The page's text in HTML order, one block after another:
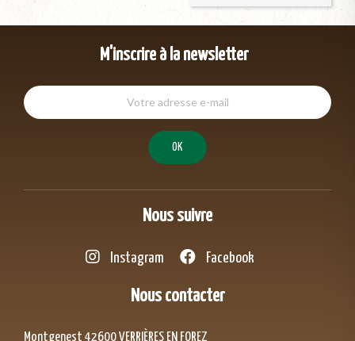
M'inscrire à la newsletter
Nous suivre
Instagram Facebook
Nous contacter
Montgenest 42600 VERRIÈRES EN FOREZ